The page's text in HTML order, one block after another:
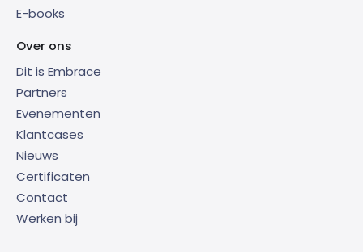
E-books
Over ons
Dit is Embrace
Partners
Evenementen
Klantcases
Nieuws
Certificaten
Contact
Werken bij